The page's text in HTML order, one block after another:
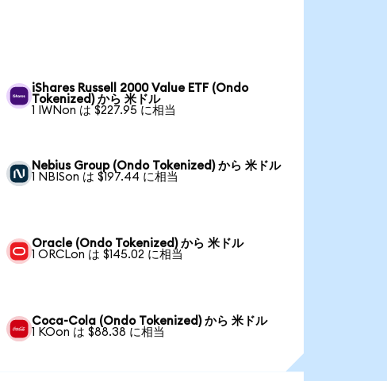
iShares Russell 2000 Value ETF (Ondo
Tokenized) から 米ドル
1 IWNon は $227.95 に相当
Nebius Group (Ondo Tokenized) から 米ドル
1 NBISon は $197.44 に相当
Oracle (Ondo Tokenized) から 米ドル
1 ORCLon は $145.02 に相当
Coca-Cola (Ondo Tokenized) から 米ドル
1 KOon は $88.38 に相当